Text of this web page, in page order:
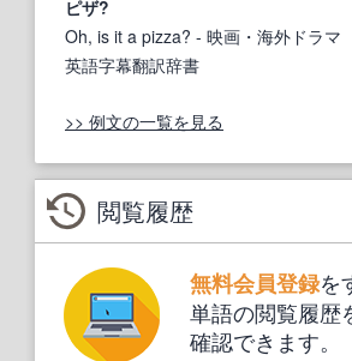
ピザ?
Oh, is it a pizza? - 映画・海外ドラマ
英語字幕翻訳辞書
>> 例文の一覧を見る
閲覧履歴
無料会員登録を
単語の閲覧履歴
確認できます。